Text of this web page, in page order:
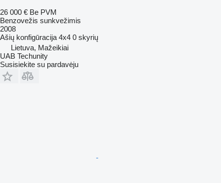
26 000 € Be PVM
Benzovežis sunkvežimis
2008
Ašių konfigūracija 4x4 0 skyrių
Lietuva, Mažeikiai
UAB Techunity
Susisiekite su pardavėju